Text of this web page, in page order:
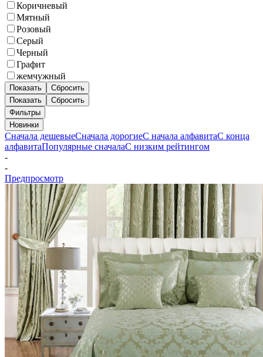
Коричневый
Мятный
Розовый
Серый
Черный
Графит
жемчужный
Показать
Сбросить
Показать
Сбросить
Фильтры
Новинки
Сначала дешевыеСначала дорогиеС начала алфавитаС конца
алфавитаПопулярные сначалаС низким рейтингом
-
-
Предпросмотр